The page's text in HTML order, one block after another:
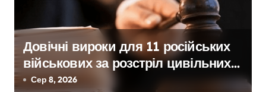
Довічні вироки для 11 російських
військових за розстріл цивільних
на Київщині
Сер 8, 2026